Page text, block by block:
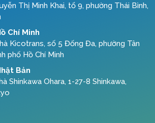
Thị Minh Khai, tổ 9, phường Thái Bình,
Chí Minh
Kicotrans, số 5 Đống Đa, phường Tân
phố Hồ Chí Minh
Bản
Shinkawa Ohara, 1-27-8 Shinkawa,